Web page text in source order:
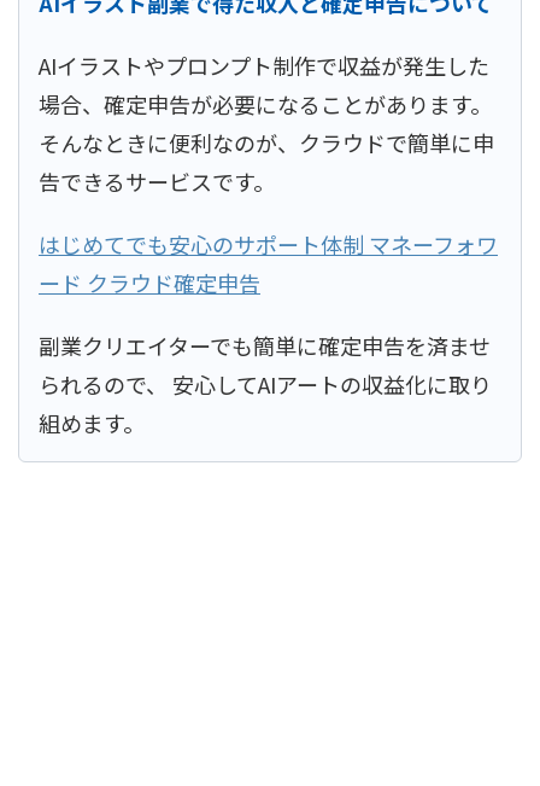
AIイラストやプロンプト制作で収益が発生した
場合、確定申告が必要になることがあります。
そんなときに便利なのが、クラウドで簡単に申
告できるサービスです。
はじめてでも安心のサポート体制 マネーフォワ
ード クラウド確定申告
副業クリエイターでも簡単に確定申告を済ませ
られるので、 安心してAIアートの収益化に取り
組めます。